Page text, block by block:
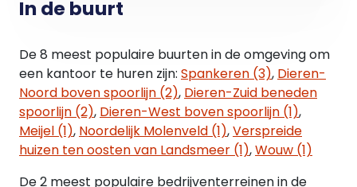
Indexatie:
Jaarlijkse index op basis van het CPI –
prijsindexcijfer reeks “Alle huishoudens" (basisjaar
2006 = 100) zoals gepubliceerd door het CBS.
Zekerheidstelling:
In de buurt
De 8 meest populaire buurten in de omgeving om
een kantoor te huren zijn: Spankeren (3), Dieren-
Noord boven spoorlijn (2), Dieren-Zuid beneden
spoorlijn (2), Dieren-West boven spoorlijn (1),
Meijel (1), Noordelijk Molenveld (1),Verspreide
huizen ten oosten van Landsmeer (1),Wouw (1)
De 2 meest populaire bedrijventerreinen in de